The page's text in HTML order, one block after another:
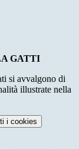
GATTI
si avvalgono di
illustrate nella
i cookies